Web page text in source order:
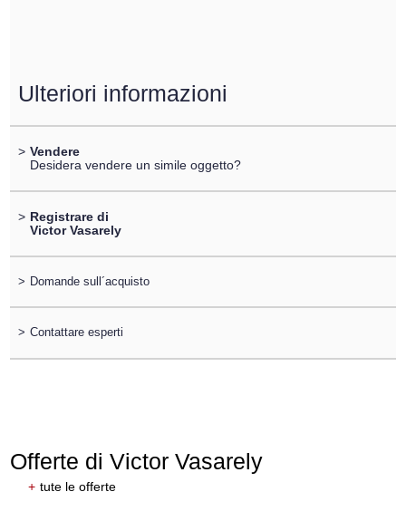
Ulteriori informazioni
> Vendere
Desidera vendere un simile oggetto?
> Registrare di
Victor Vasarely
> Domande sull´acquisto
> Contattare esperti
Offerte di Victor Vasarely
+ tute le offerte